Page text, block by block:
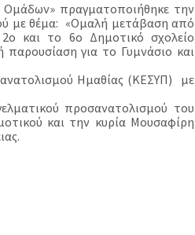
πραγματοποιήθηκε την
με θέμα: «Ομαλή μετάβαση από
και το 6ο Δημοτικό σχολείο
παρουσίαση για το Γυμνάσιο και
Ημαθίας (ΚΕΣΥΠ) με
προσανατολισμού του
και την κυρία Μουσαφίρη